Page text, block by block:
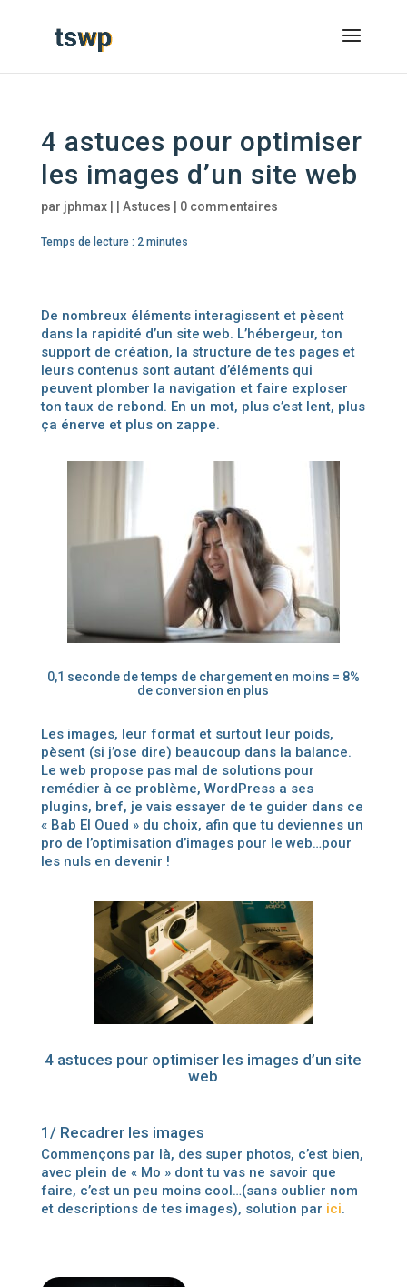
4 astuces pour optimiser
les images d’un site web
par jphmax| Astuces 0 commentaires
Temps de lecture : 2 minutes
De nombreux éléments interagissent et pèsent
dans la rapidité d’un site web. L’hébergeur, ton
support de création, la structure de tes pages et
leurs contenus sont autant d’éléments qui
peuvent plomber la navigation et faire exploser
ton taux de rebond. En un mot, plus c’est lent, plus
ça énerve et plus on zappe.
0,1 seconde de temps de chargement en moins = 8%
de conversion en plus
Les images, leur format et surtout leur poids,
pèsent (si j’ose dire) beaucoup dans la balance.
Le web propose pas mal de solutions pour
remédier à ce problème, WordPress a ses
plugins, bref, je vais essayer de te guider dans ce
« Bab El Oued » du choix, afin que tu deviennes un
pro de l’optimisation d’images pour le web…pour
les nuls en devenir !
4 astuces pour optimiser les images d’un site
web
1/ Recadrer les images
Commençons par là, des super photos, c’est bien,
avec plein de « Mo » dont tu vas ne savoir que
faire, c’est un peu moins cool…(sans oublier nom
et descriptions de tes images), solution par ici.